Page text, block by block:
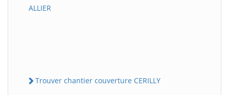
ALLIER
Trouver chantier couverture CERILLY